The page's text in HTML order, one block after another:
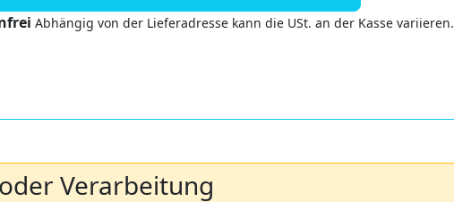
Abhängig von der Lieferadresse kann die USt. an der Kasse variieren.
Verarbeitung